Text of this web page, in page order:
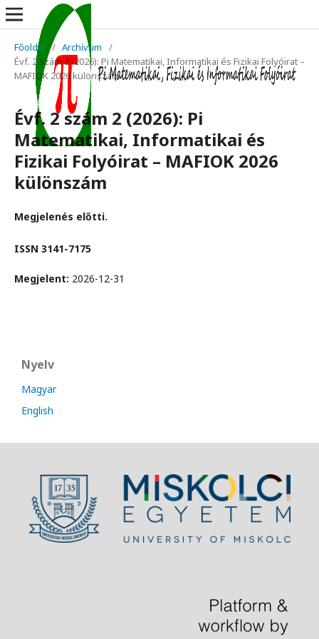
Főoldal / Archívum
/
Évf. 2 szám 2 (2026): Pi Matematikai, Informatikai és Fizikai Folyóirat –
MAFIOK 2026 különszám
Évf. 2 szám 2 (2026): Pi
Matematikai, Informatikai és
Fizikai Folyóirat – MAFIOK 2026
különszám
Megjelenés előtti.
ISSN 3141-7175
Megjelent: 2026-12-31
Nyelv
Magyar
English